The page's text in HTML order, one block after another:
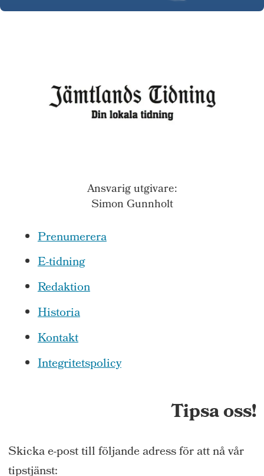
Ansvarig utgivare:
Simon Gunnholt
Prenumerera
E-tidning
Redaktion
Historia
Kontakt
Integritetspolicy
Tipsa oss!
Skicka e-post till följande adress för att nå vår
tipstjänst: